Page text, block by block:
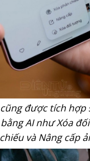
cũng được tích
AI như Xóa
chiếu và Nâng cấp